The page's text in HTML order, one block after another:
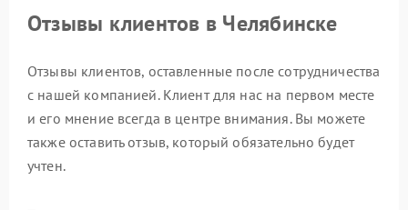
Отзывы клиентов в Челябинске
Отзывы клиентов, оставленные после сотрудничества
с нашей компанией. Клиент для нас на первом месте
и его мнение всегда в центре внимания. Вы можете
также оставить отзыв, который обязательно будет
учтен.